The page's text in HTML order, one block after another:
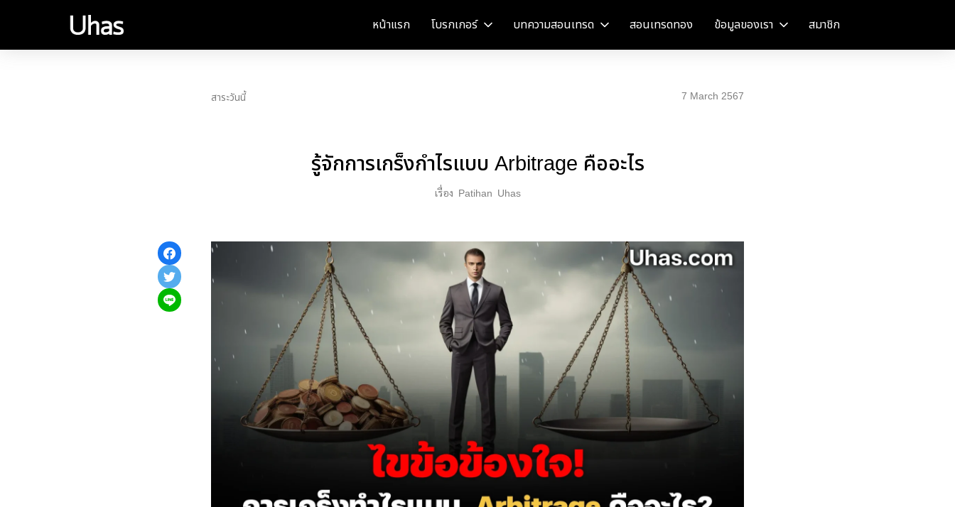
หน้าแรก โบรกเกอร์ บทความสอนเทรด สอนเทรดทอง ข้อมูลของเรา สมาชิก
สาระวันนี้ 7 March 2567
รู้จักการเกร็งกำไรแบบ Arbitrage คืออะไร
เรื่อง Patihan Uhas